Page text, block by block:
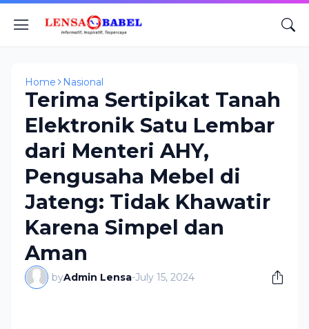
Home Nasional
Terima Sertipikat Tanah
Elektronik Satu Lembar
dari Menteri AHY,
Pengusaha Mebel di
Jateng: Tidak Khawatir
Karena Simpel dan
Aman
byAdmin Lensa-July 15, 2024